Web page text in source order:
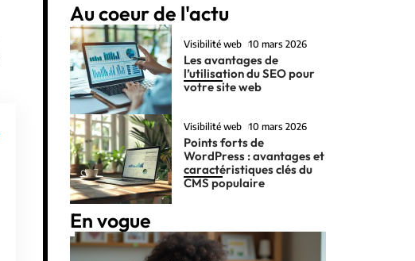
Au coeur de l'actu
Visibilité web 10 mars 2026
Les avantages de
l’utilisation du SEO pour
votre site web
Visibilité web 10 mars 2026
Points forts de
WordPress : avantages et
caractéristiques clés du
CMS populaire
En vogue